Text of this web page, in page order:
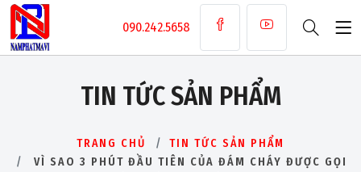
090.242.5658
TIN TỨC SẢN PHẨM
TRANG CHỦ
TIN TỨC SẢN PHẨM
VÌ SAO 3 PHÚT ĐẦU TIÊN CỦA ĐÁM CHÁY ĐƯỢC GỌI